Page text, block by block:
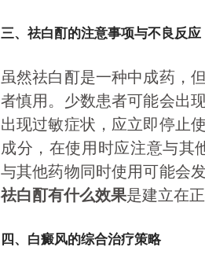
三、祛白酊的注意事项与不良反应
虽然祛白酊是一种中成药，
者慎用。少数患者可能会出
出现过敏症状，应立即停止
成分，在使用时应注意与其
与其他药物同时使用可能会
祛白酊有什么效果是建立在
四、白癜风的综合治疗策略